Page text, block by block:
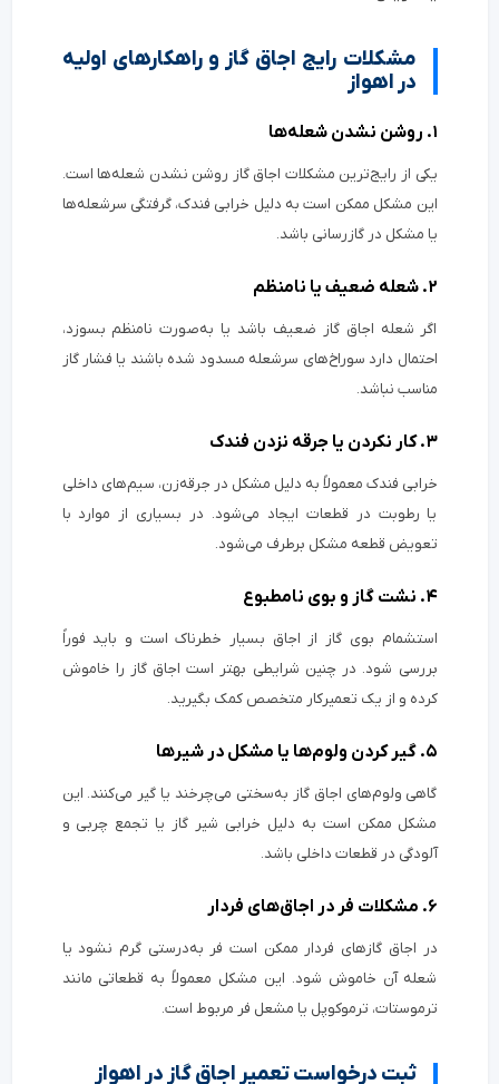
مشکلات رایج اجاق گاز و راهکارهای اولیه
در اهواز
۱. روشن نشدن شعله‌ها
یکی از رایج‌ترین مشکلات اجاق گاز روشن نشدن شعله‌ها است.
این مشکل ممکن است به دلیل خرابی فندک، گرفتگی سرشعله‌ها
یا مشکل در گازرسانی باشد.
۲. شعله ضعیف یا نامنظم
اگر شعله اجاق گاز ضعیف باشد یا به‌صورت نامنظم بسوزد،
احتمال دارد سوراخ‌های سرشعله مسدود شده باشند یا فشار گاز
مناسب نباشد.
۳. کار نکردن یا جرقه نزدن فندک
خرابی فندک معمولاً به دلیل مشکل در جرقه‌زن، سیم‌های داخلی
یا رطوبت در قطعات ایجاد می‌شود. در بسیاری از موارد با
تعویض قطعه مشکل برطرف می‌شود.
۴. نشت گاز و بوی نامطبوع
استشمام بوی گاز از اجاق بسیار خطرناک است و باید فوراً
بررسی شود. در چنین شرایطی بهتر است اجاق گاز را خاموش
کرده و از یک تعمیرکار متخصص کمک بگیرید.
۵. گیر کردن ولوم‌ها یا مشکل در شیرها
گاهی ولوم‌های اجاق گاز به‌سختی می‌چرخند یا گیر می‌کنند. این
مشکل ممکن است به دلیل خرابی شیر گاز یا تجمع چربی و
آلودگی در قطعات داخلی باشد.
۶. مشکلات فر در اجاق‌های فردار
در اجاق گازهای فردار ممکن است فر به‌درستی گرم نشود یا
شعله آن خاموش شود. این مشکل معمولاً به قطعاتی مانند
ترموستات، ترموکوپل یا مشعل فر مربوط است.
ثبت درخواست تعمیر اجاق گاز در اهواز